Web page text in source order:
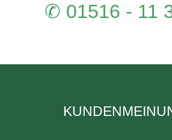
✆ 01516 - 11